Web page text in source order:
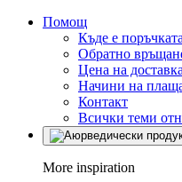
Помощ
Къде е
Обратно
Цена на доставка
Начини на
Контакт
Всички теми
More inspiration